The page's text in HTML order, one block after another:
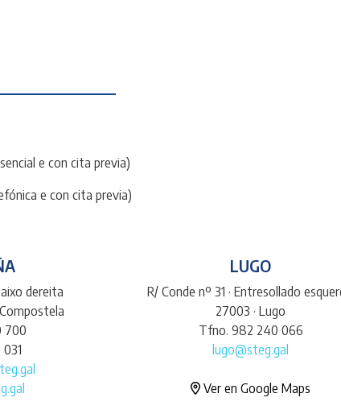
e con cita previa)
e con cita previa)
dereita
700
LUGO
R/ Conde nº 31 · Entresollado
27003 · Lugo
Tfno. 982 240 066
lugo@steg.gal
Ver en Google Maps